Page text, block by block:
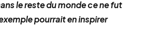
le reste du monde ce ne fut
pourrait en inspirer